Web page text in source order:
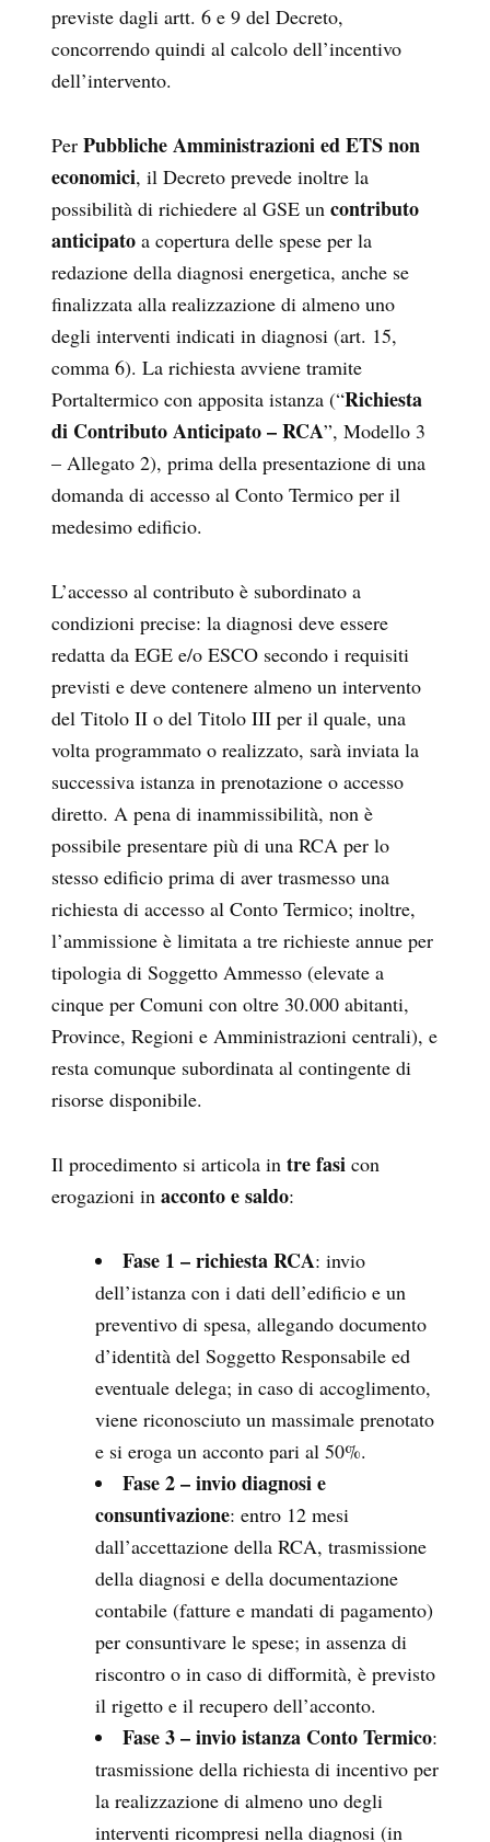
previste dagli artt. 6 e 9 del Decreto,
concorrendo quindi al calcolo dell’incentivo
dell’intervento.
Per Pubbliche Amministrazioni ed ETS non
economici, il Decreto prevede inoltre la
possibilità di richiedere al GSE un contributo
anticipato a copertura delle spese per la
redazione della diagnosi energetica, anche se
finalizzata alla realizzazione di almeno uno
degli interventi indicati in diagnosi (art. 15,
comma 6). La richiesta avviene tramite
Portaltermico con apposita istanza (“Richiesta
di Contributo Anticipato – RCA”, Modello 3
– Allegato 2), prima della presentazione di una
domanda di accesso al Conto Termico per il
medesimo edificio.
L’accesso al contributo è subordinato a
condizioni precise: la diagnosi deve essere
redatta da EGE e/o ESCO secondo i requisiti
previsti e deve contenere almeno un intervento
del Titolo II o del Titolo III per il quale, una
volta programmato o realizzato, sarà inviata la
successiva istanza in prenotazione o accesso
diretto. A pena di inammissibilità, non è
possibile presentare più di una RCA per lo
stesso edificio prima di aver trasmesso una
richiesta di accesso al Conto Termico; inoltre,
l’ammissione è limitata a tre richieste annue per
tipologia di Soggetto Ammesso (elevate a
cinque per Comuni con oltre 30.000 abitanti,
Province, Regioni e Amministrazioni centrali), e
resta comunque subordinata al contingente di
risorse disponibile.
Il procedimento si articola in tre fasi con
erogazioni in acconto e saldo:
Fase 1 – richiesta RCA: invio
dell’istanza con i dati dell’edificio e un
preventivo di spesa, allegando documento
d’identità del Soggetto Responsabile ed
eventuale delega; in caso di accoglimento,
viene riconosciuto un massimale prenotato
e si eroga un acconto pari al 50%.
Fase 2 – invio diagnosi e
consuntivazione: entro 12 mesi
dall’accettazione della RCA, trasmissione
della diagnosi e della documentazione
contabile (fatture e mandati di pagamento)
per consuntivare le spese; in assenza di
riscontro o in caso di difformità, è previsto
il rigetto e il recupero dell’acconto.
Fase 3 – invio istanza Conto Termico:
trasmissione della richiesta di incentivo per
la realizzazione di almeno uno degli
interventi ricompresi nella diagnosi (in